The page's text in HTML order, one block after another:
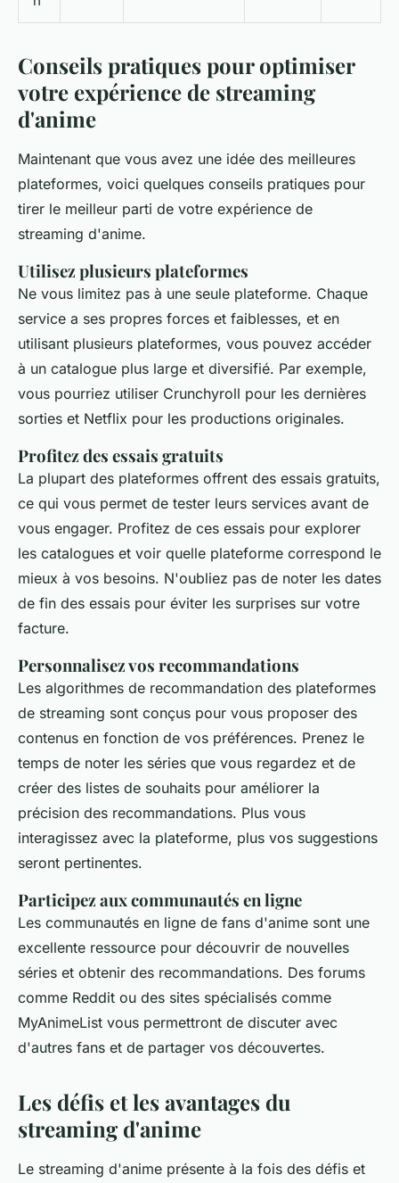
Conseils pratiques pour optimiser
votre expérience de streaming
d'anime
Maintenant que vous avez une idée des meilleures
plateformes, voici quelques conseils pratiques pour
tirer le meilleur parti de votre expérience de
streaming d'anime.
Utilisez plusieurs plateformes
Ne vous limitez pas à une seule plateforme. Chaque
service a ses propres forces et faiblesses, et en
utilisant plusieurs plateformes, vous pouvez accéder
à un catalogue plus large et diversifié. Par exemple,
vous pourriez utiliser Crunchyroll pour les dernières
sorties et Netflix pour les productions originales.
Profitez des essais gratuits
La plupart des plateformes offrent des essais gratuits,
ce qui vous permet de tester leurs services avant de
vous engager. Profitez de ces essais pour explorer
les catalogues et voir quelle plateforme correspond le
mieux à vos besoins. N'oubliez pas de noter les dates
de fin des essais pour éviter les surprises sur votre
facture.
Personnalisez vos recommandations
Les algorithmes de recommandation des plateformes
de streaming sont conçus pour vous proposer des
contenus en fonction de vos préférences. Prenez le
temps de noter les séries que vous regardez et de
créer des listes de souhaits pour améliorer la
précision des recommandations. Plus vous
interagissez avec la plateforme, plus vos suggestions
seront pertinentes.
Participez aux communautés en ligne
Les communautés en ligne de fans d'anime sont une
excellente ressource pour découvrir de nouvelles
séries et obtenir des recommandations. Des forums
comme Reddit ou des sites spécialisés comme
MyAnimeList vous permettront de discuter avec
d'autres fans et de partager vos découvertes.
Les défis et les avantages du
streaming d'anime
Le streaming d'anime présente à la fois des défis et